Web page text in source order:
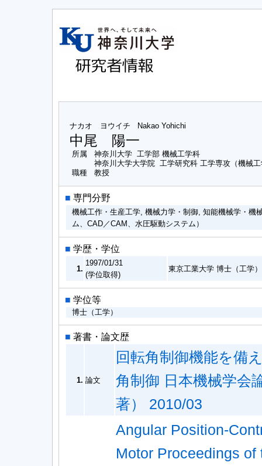
ナカオ ヨウイチ Nakao Yohichi
中尾 陽一
所属
神奈川大学 工学部 機械工学科
神奈川大学大学院 工学研究科 工学専攻（機械
職種
教授
■ 専門分野
機械工作・生産工学, 機械力学・制御, 知能機械学・
ム、CAD／CAM、水圧駆動システム）
■ 学歴・学位
1.
1997/01/31
(学位取得)
東京工業大学 博士（工学）
■ 学位等
博士（工学）
■ 著書・論文歴
1. 論文
回転角制御機能を備
角制御 日本機械学会
著） 2010/03
Angular Position-
Motor Proceedings